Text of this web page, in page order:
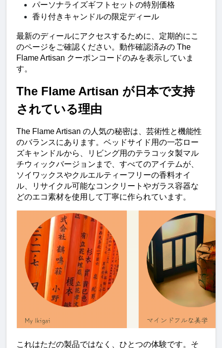
パーソナライズギフトセットの特別価格
香り付きキャンドルの限定ディール
最新のディールにアクセスするために、定期的にこ
のページをご確認ください。動作確認済みの The
Flame Artisan クーポンコードのみを表示していま
す。
The Flame Artisan が日本で支持
されている理由
The Flame Artisan の人気の秘密は、芸術性と機能性
のバランスにあります。ベッドサイド用の一芯ロー
ズキャンドルから、リビング用のテラコッタ製マル
チウィックバージョンまで、すべてのアイテムが、
ソイワックスやクルエルティーフリーの香料オイ
ル、リサイクル可能なコンクリートやガラス容器な
どのエコ素材を使用して丁寧に作られています。
これはただの製品ではなく、ひとつの体験です。そ